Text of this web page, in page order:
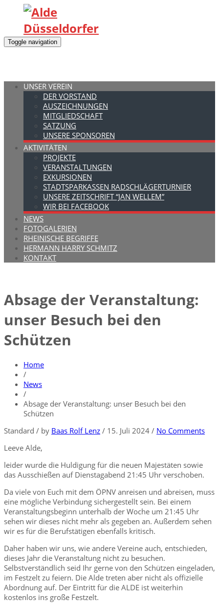
Toggle navigation
UNSER VEREIN
DER VORSTAND
AUSZEICHNUNGEN
MITGLIEDSCHAFT
SATZUNG
UNSERE SPONSOREN
AKTIVITÄTEN
PROJEKTE
VERANSTALTUNGEN
EXKURSIONEN
STADTSPARKASSEN RADSCHLÄGERTURNIER
UNSERE ZEITSCHRIFT “JAN WELLEM”
WIR BEI FACEBOOK
NEWS
FOTOGALERIEN
RHEINISCHE BEGRIFFE
HERMANN HARRY SCHMITZ
KONTAKT
Absage der Veranstaltung:
unser Besuch bei den
Schützen
Home
/
News
/
Absage der Veranstaltung: unser Besuch bei den
Schützen
Standard / by Baas Rolf Lenz / 15. Juli 2024 / No Comments
Leeve Alde,
leider wurde die Huldigung für die neuen Majestäten sowie
das Ausschießen auf Dienstagabend 21:45 Uhr verschoben.
Da viele von Euch mit dem ÖPNV anreisen und abreisen, muss
eine mögliche Verbindung sichergestellt sein. Bei einem
Veranstaltungsbeginn unterhalb der Woche um 21:45 Uhr
sehen wir dieses nicht mehr als gegeben an. Außerdem sehen
wir es für die Berufstätigen ebenfalls kritisch.
Daher haben wir uns, wie andere Vereine auch, entschieden,
dieses Jahr die Veranstaltung nicht zu besuchen.
Selbstverständlich seid Ihr gerne von den Schützen eingeladen,
im Festzelt zu feiern. Die Alde treten aber nicht als offizielle
Abordnung auf. Der Eintritt für die ALDE ist weiterhin
kostenlos ins große Festzelt.